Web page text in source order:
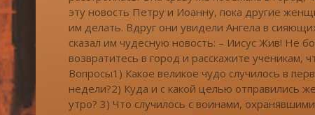
эту новость Петру и Иоанну, пока другие
им делать. Вдруг они увидели Ангела в
сказал им чудесную новость: – Иисус Жив! Не
возвратитесь в город и расскажите ученикам,
Вопросы1) Какое великое чудо случилось в
недели?2) Куда и с какой целью отправились
утро? 3) Что случилось с воинами,